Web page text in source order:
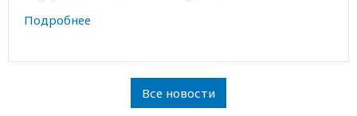
Подробнее
Все новости